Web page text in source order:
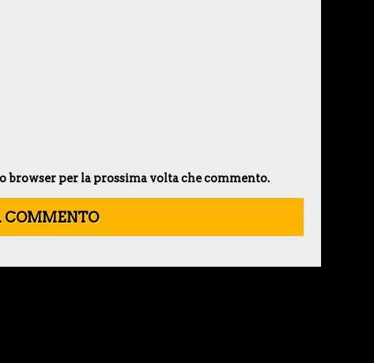
browser per la prossima volta che commento.